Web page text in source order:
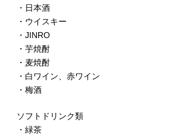
・日本酒
・ウイスキー
・JINRO
・芋焼酎
・麦焼酎
・白ワイン、赤ワイン
・梅酒
ソフトドリンク類
・緑茶